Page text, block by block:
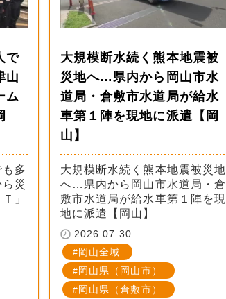
で
山
ム
多
災
」
大規模断水続く熊本地震被
災地へ…県内から岡山市水
道局・倉敷市水道局が給水
車第１陣を現地に派遣【岡
山】
大規模断水続く熊本地震被災地
へ…県内から岡山市水道局・倉
敷市水道局が給水車第１陣を現
地に派遣【岡山】
2026.07.30
岡山全域
岡山県（岡山市）
岡山県（倉敷市）